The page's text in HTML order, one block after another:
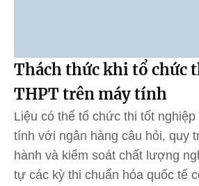
Thách thức khi tổ chức
THPT trên máy tính
Liệu có thể tổ chức thi tốt
tính với ngân hàng câu hỏi, quy
hành và kiểm soát chất lượng
tự các kỳ thi chuẩn hóa quốc tế